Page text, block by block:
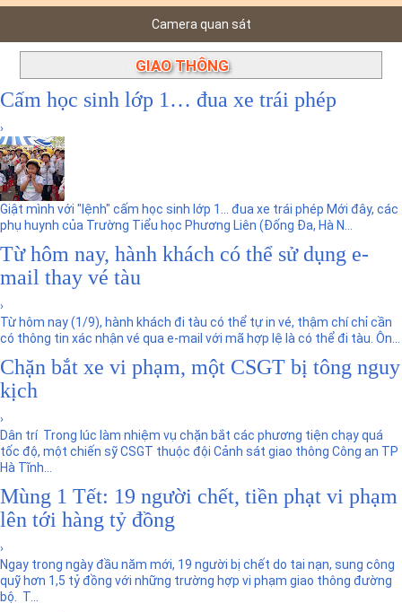
n
Camera quan sát
Showing posts with label
GIAO THÔNG.
Cấm học sinh lớp 1… đua xe trái phép
›
Giật mình với "lệnh" cấm học sinh lớp 1… đua xe trái phép Mới đây, các
phụ huynh của Trường Tiểu học Phương Liên (Đống Đa, Hà N...
Từ hôm nay, hành khách có thể sử dụng e-
mail thay vé tàu
›
Từ hôm nay (1/9), hành khách đi tàu có thể tự in vé, thậm chí chỉ cần
có thông tin xác nhận vé qua e-mail với mã hợp lệ là có thể đi tàu. Ôn...
Chặn bắt xe vi phạm, một CSGT bị tông nguy
kịch
›
Dân trí Trong lúc làm nhiệm vụ chặn bắt các phương tiện chạy quá
tốc độ, một chiến sỹ CSGT thuộc đội Cảnh sát giao thông Công an TP
Hà Tĩnh...
Mùng 1 Tết: 19 người chết, tiền phạt vi phạm
lên tới hàng tỷ đồng
›
Ngay trong ngày đầu năm mới, 19 người bị chết do tai nạn, sung công
quỹ hơn 1,5 tỷ đồng với những trường hợp vi phạm giao thông đường
bộ. T...